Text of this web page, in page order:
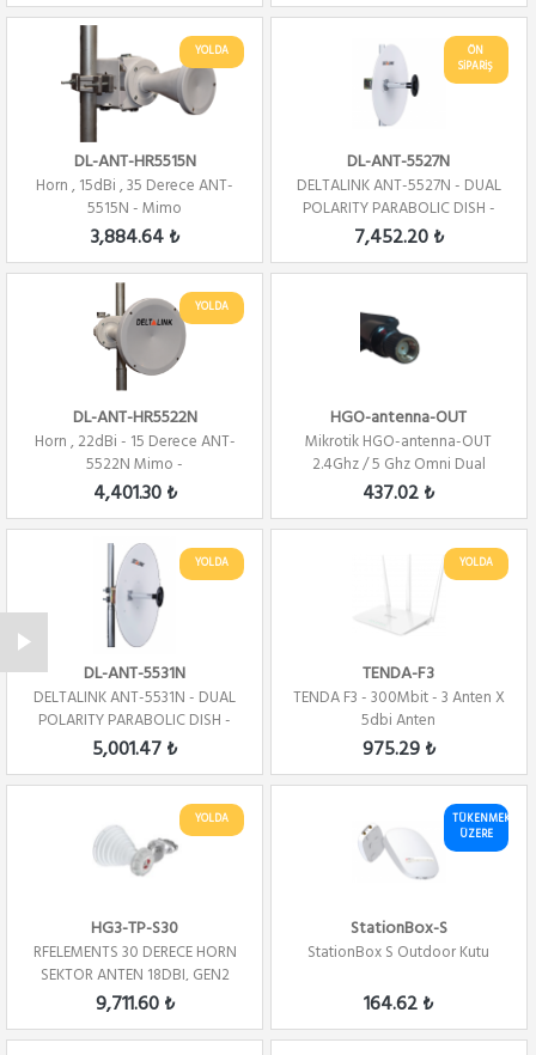
YOLDA
DL-ANT-HR5515N
Horn , 15dBi , 35 Derece ANT-
5515N - Mimo
3,884.64 ₺
ÖN
SİPARİŞ
DL-ANT-5527N
DELTALINK ANT-5527N - DUAL
POLARITY PARABOLIC DISH -
4.8-6.1 GHZ...
7,452.20 ₺
YOLDA
DL-ANT-HR5522N
Horn , 22dBi - 15 Derece ANT-
5522N Mimo -
4,401.30 ₺
HGO-antenna-OUT
Mikrotik HGO-antenna-OUT
2.4Ghz / 5 Ghz Omni Dual
Anten RPSMA Kon...
437.02 ₺
YOLDA
DL-ANT-5531N
DELTALINK ANT-5531N - DUAL
POLARITY PARABOLIC DISH -
4.8-6.1 GHZ...
5,001.47 ₺
YOLDA
TENDA-F3
TENDA F3 - 300Mbit - 3 Anten X
5dbi Anten
975.29 ₺
YOLDA
HG3-TP-S30
RFELEMENTS 30 DERECE HORN
SEKTOR ANTEN 18DBI, GEN2
9,711.60 ₺
TÜKENMEK
ÜZERE
StationBox-S
StationBox S Outdoor Kutu
164.62 ₺